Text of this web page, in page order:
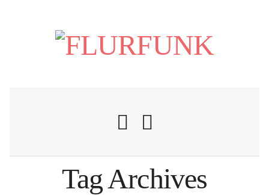
Nachrichten
Tag Archives